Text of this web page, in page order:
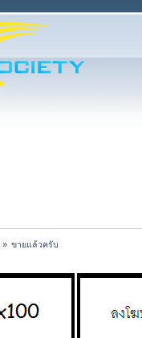
» ขายแล้วครับ